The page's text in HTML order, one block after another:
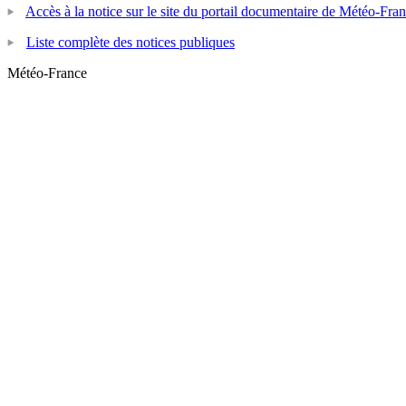
Accès à la notice sur le site du portail documentaire de Météo-
Liste complète des notices publiques
Météo-France